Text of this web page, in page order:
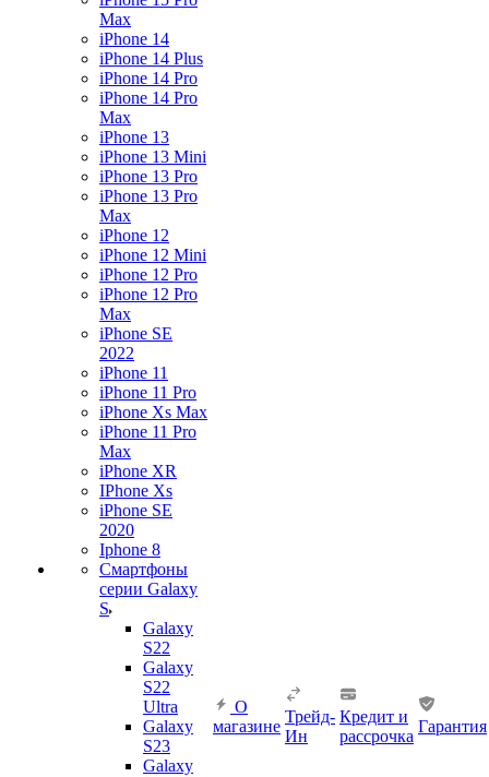
Max
iPhone 14
iPhone 14 Plus
iPhone 14 Pro
iPhone 14 Pro
Max
iPhone 13
iPhone 13 Mini
iPhone 13 Pro
iPhone 13 Pro
Max
iPhone 12
iPhone 12 Mini
iPhone 12 Pro
iPhone 12 Pro
Max
iPhone SE
2022
iPhone 11
iPhone 11 Pro
iPhone Xs Max
iPhone 11 Pro
Max
iPhone XR
IPhone Xs
iPhone SE
2020
Iphone 8
Смартфоны
серии Galaxy
S
Galaxy
S22
Galaxy
S22
Ultra
Galaxy
S23
Galaxy
О
магазине
Трейд-
Ин
Кредит и
рассрочка
Гарантия